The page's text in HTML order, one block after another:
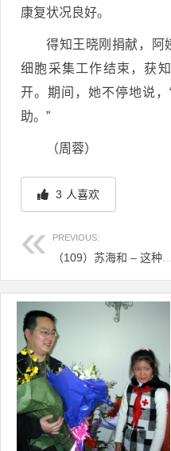
康复状况良好。
得知王晓刚捐献，阿
细胞采集工作结束，获
开。期间，她不停地说
助。”
（周蓉）
3 人喜欢
PREVIOUS:
文章导航